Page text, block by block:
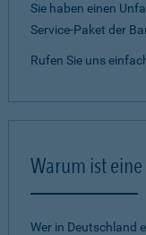
Sie haben einen
Service-Paket der
Rufen Sie uns
Warum ist
Wer in Deutschland